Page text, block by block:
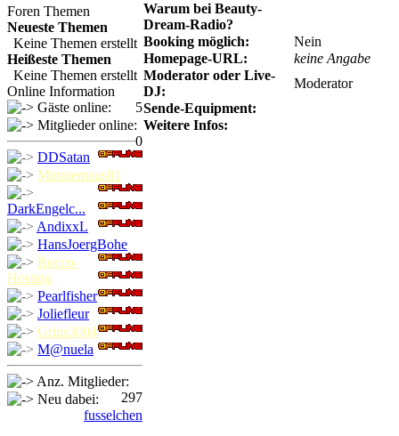
Foren Themen
Neueste Themen
Keine Themen erstellt
Heißeste Themen
Keine Themen erstellt
Online Information
Gäste online:
5
Mitglieder online:
0
DDSatan
Minniemaus81
DarkEngelc...
AndixxL
HansJoergBohe
Rocco-
Hosting
Pearlfisher
Joliefleur
Grins3004
M@nuela
Anz. Mitglieder:
297
Neu dabei:
fusselchen
Warum bei Beauty-
Dream-Radio?
Booking möglich:
Nein
Homepage-URL:
keine Angabe
Moderator oder Live-
DJ:
Moderator
Sende-Equipment:
Weitere Infos: